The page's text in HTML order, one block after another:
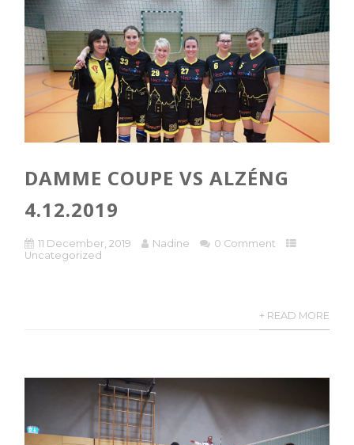
DAMME COUPE VS ALZÉNG
4.12.2019
11 December, 2019 Nadine
0 Comment
Uncategorized
+ READ MORE